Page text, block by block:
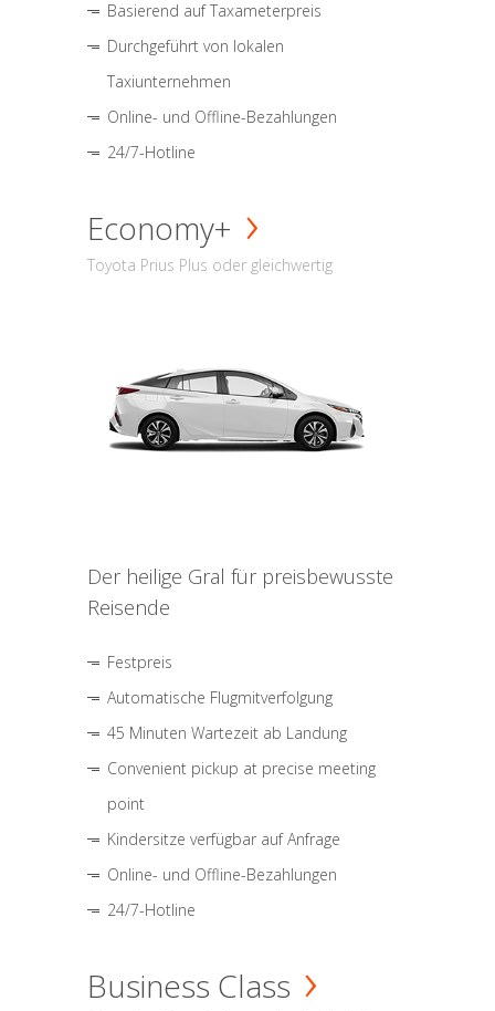
Basierend auf Taxameterpreis
Durchgeführt von lokalen
Taxiunternehmen
Online- und Offline-Bezahlungen
24/7-Hotline
Economy+
Toyota Prius Plus oder gleichwertig
Der heilige Gral für preisbewusste
Reisende
Festpreis
Automatische Flugmitverfolgung
45 Minuten Wartezeit ab Landung
Convenient pickup at precise meeting
point
Kindersitze verfügbar auf Anfrage
Online- und Offline-Bezahlungen
24/7-Hotline
Business Class